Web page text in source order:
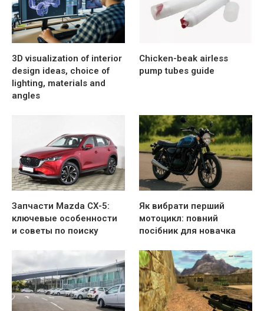
3D visualization of interior
design ideas, choice of
lighting, materials and
angles
Chicken-beak airless
pump tubes guide
Запчасти Mazda CX-5:
ключевые особенности
и советы по поиску
Як вибрати перший
мотоцикл: повний
посібник для новачка